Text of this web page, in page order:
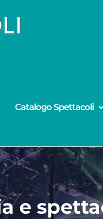
Catalogo Spettacoli
e